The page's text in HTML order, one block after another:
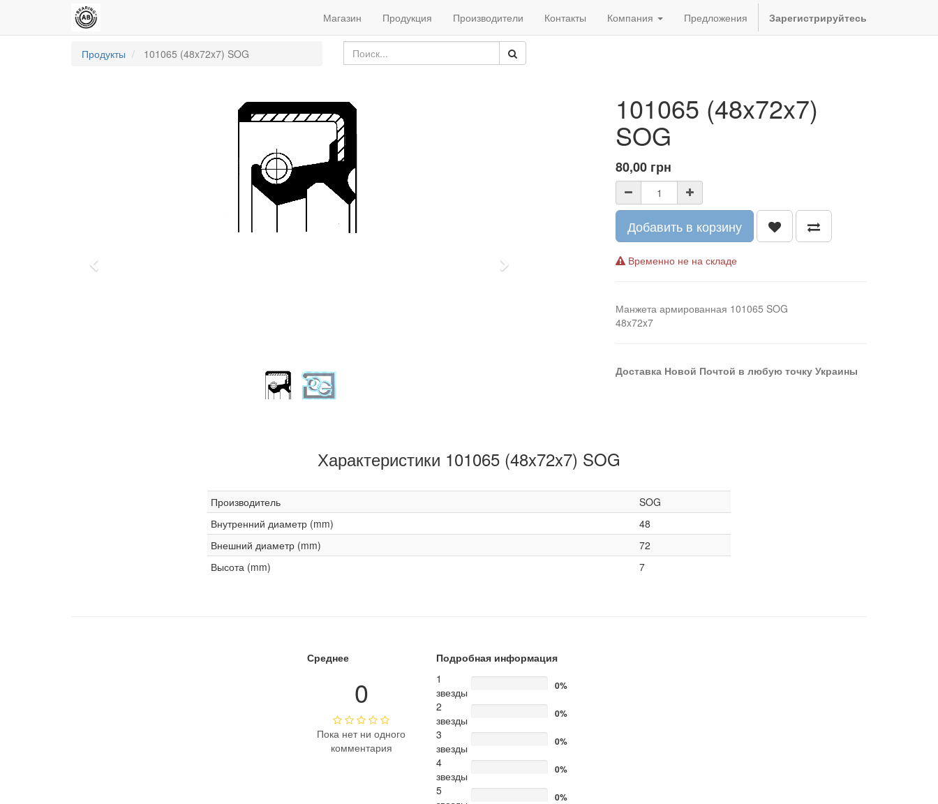
Магазин Продукция Производители Контакты Компания Предложения Зарегистрируйтесь
Продукты 101065 (48x72x7) SOG
Next
101065 (48x72x7)
SOG
80,00 грн
Добавить в корзину
Временно не на складе
Манжета армированная 101065 SOG
48x72x7
Доставка Новой Почтой в любую точку Украины
Характеристики 101065 (48x72x7) SOG
Производитель
SOG
Внутренний диаметр (mm)
48
Внешний диаметр (mm)
72
Высота (mm)
7
Среднее
0
Пока нет ни одного
комментария
Подробная информация
1
звезды
0%
2
звезды
0%
3
звезды
0%
4
звезды
0%
5
0%